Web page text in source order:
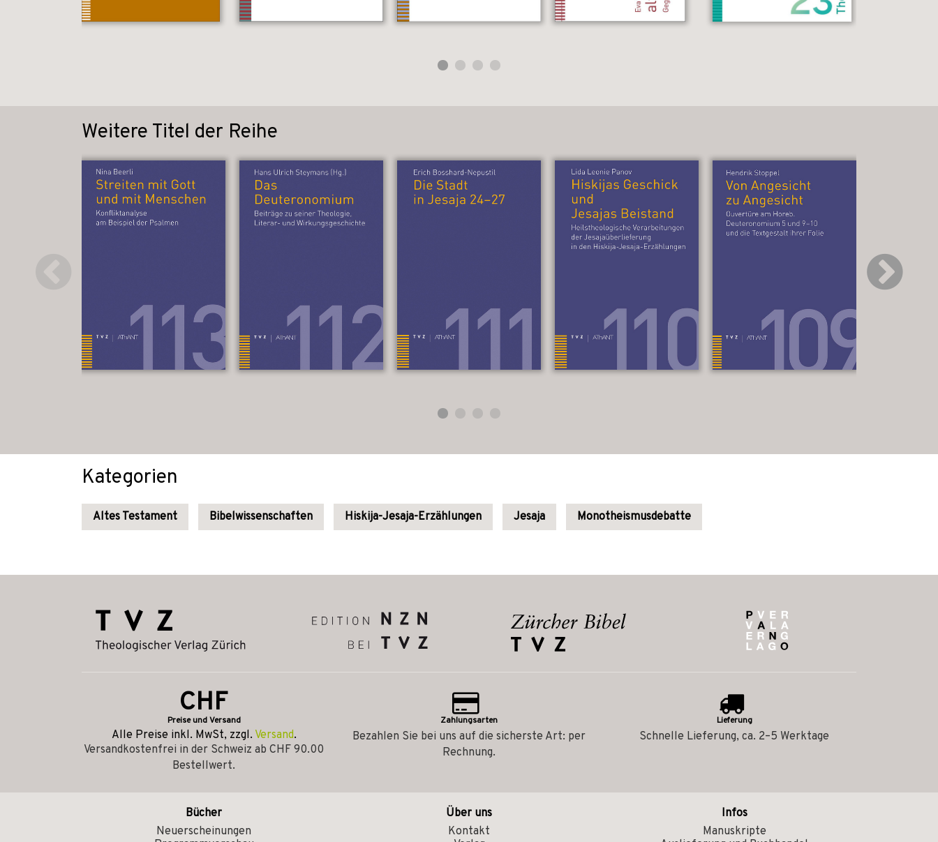
Weitere Titel der Reihe
Kategorien
Altes Testament Bibelwissenschaften Hiskija-Jesaja-Erzählungen Jesaja Monotheismusdebatte
CHF
Preise und Versand
Alle Preise inkl. MwSt, zzgl. Versand.
Versandkostenfrei in der Schweiz ab CHF 90.00
Bestellwert.
Zahlungsarten
Bezahlen Sie bei uns auf die sicherste Art: per
Rechnung.
Lieferung
Schnelle Lieferung, ca. 2–5 Werktage
Bücher
Neuerscheinungen
Über uns
Kontakt
Infos
Manuskripte